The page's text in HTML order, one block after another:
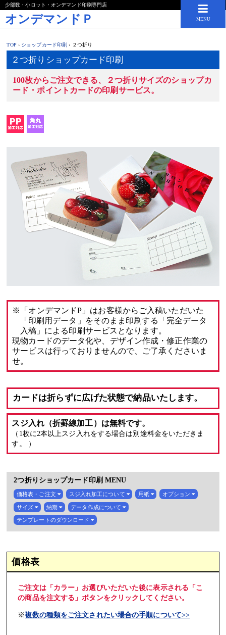
少部数・小ロット・オンデマンド印刷専門店
オンデマンドＰ MENU
TOP › ショップカード印刷 › ２つ折り
２つ折りショップカード印刷
100枚からご注文できる、２つ折りサイズのショップカ
ード・ポイントカードの印刷サービス。
※「オンデマンドP」はお客様からご入稿いただいた
「印刷用データ」をそのまま印刷する「完全データ
入稿」による印刷サービスとなります。
現物カードのデータ化や、デザイン作成・修正作業の
サービスは行っておりませんので、ご了承くださいま
せ。
カードは折らずに広げた状態で納品いたします。
スジ入れ（折罫線加工）は無料です。
（1枚に2本以上スジ入れをする場合は別途料金をいただきま
す。 ）
2つ折りショップカード印刷 MENU
価格表・ご注文 スジ入れ加工について 用紙 オプション
サイズ 納期 データ作成について
テンプレートのダウンロード
価格表
ご注文は「カラー」お選びいただいた後に表示される「こ
の商品を注文する」ボタンをクリックしてください。
※複数の種類をご注文されたい場合の手順について>>